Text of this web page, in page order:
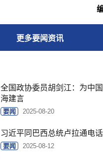
更多要闻资讯
全国政协委员胡剑江：为中
海建言
要闻 2025-08-20
习近平同巴西总统卢拉通电话
要闻 2025-08-12